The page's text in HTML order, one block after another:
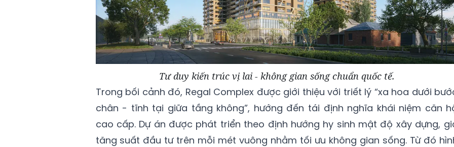
Tư duy kiến trúc vị lai - không gian sống chuẩn quốc tế.
Trong bối cảnh đó, Regal Complex được giới thiệu với triết lý “xa hoa dưới
chân - tĩnh tại giữa tầng không”, hướng đến tái định nghĩa khái niệm căn
cao cấp. Dự án được phát triển theo định hướng hy sinh mật độ xây dựng,
tăng suất đầu tư trên mỗi mét vuông nhằm tối ưu không gian sống. Từ đó